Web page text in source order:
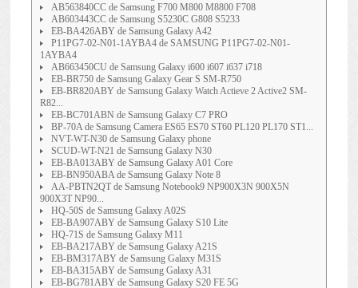
AB563840CC de Samsung F700 M800 M8800 F708
AB603443CC de Samsung S5230C G808 S5233
EB-BA426ABY de Samsung Galaxy A42
P11PG7-02-N01-1AYBA4 de SAMSUNG P11PG7-02-N01-
1AYBA4
AB663450CU de Samsung Galaxy i600 i607 i637 i718
EB-BR750 de Samsung Galaxy Gear S SM-R750
EB-BR820ABY de Samsung Galaxy Watch Actieve 2 Active2 SM-
R82...
EB-BC701ABN de Samsung Galaxy C7 PRO
BP-70A de Samsung Camera ES65 ES70 ST60 PL120 PL170 ST1...
NVT-WT-N30 de Samsung Galaxy phone
SCUD-WT-N21 de Samsung Galaxy N30
EB-BA013ABY de Samsung Galaxy A01 Core
EB-BN950ABA de Samsung Galaxy Note 8
AA-PBTN2QT de Samsung Notebook9 NP900X3N 900X5N
900X3T NP90...
HQ-50S de Samsung Galaxy A02S
EB-BA907ABY de Samsung Galaxy S10 Lite
HQ-71S de Samsung Galaxy M11
EB-BA217ABY de Samsung Galaxy A21S
EB-BM317ABY de Samsung Galaxy M31S
EB-BA315ABY de Samsung Galaxy A31
EB-BG781ABY de Samsung Galaxy S20 FE 5G